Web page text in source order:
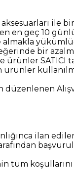
ile
en geç 10
almakla
bir
SATICI
ürünler
düzenlenen
ilan
tüm koşullarını